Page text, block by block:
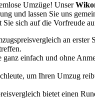
Umzüge! Unser
und lassen Sie uns
sich auf die Vorfreude
an
einfach und ohne
um Ihren Umzug
bietet einen